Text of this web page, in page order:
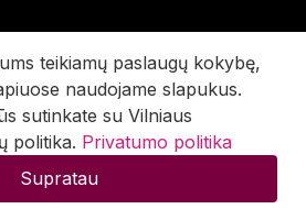
teikiamų paslaugų kokybę,
naudojame slapukus.
sutinkate su Vilniaus
politika. Privatumo politika
Supratau